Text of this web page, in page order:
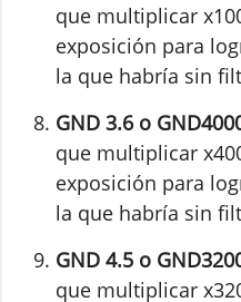
que multiplicar
exposición para
la que habría sin
GND 3.6 o
que multiplicar
exposición para
la que habría sin
GND 4.5 o
que multiplicar